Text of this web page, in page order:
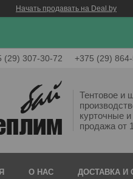
Начать продавать на Deal.by
(29) 307-30-72 +375 (29)
Тентовое и
курточные
продажа от
О НАС ДОСТАВКА И